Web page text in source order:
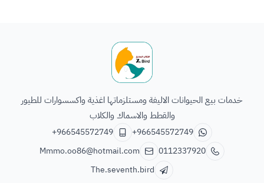
خدمات بيع الحيوانات الاليفة ومستلزماتها اغذية واكسسوارات للطيور
والقطط والاسماك والكلاب
+966545572749
+966545572749
0112337920
Mmmo.oo86@hotmail.com
The.seventh.bird